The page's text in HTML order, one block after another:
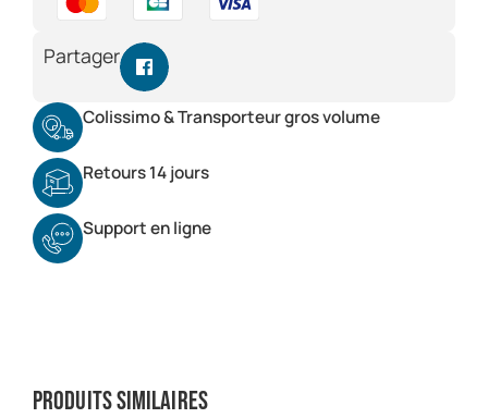
Partager
Colissimo & Transporteur gros volume
Retours 14 jours
Support en ligne
Produits similaires